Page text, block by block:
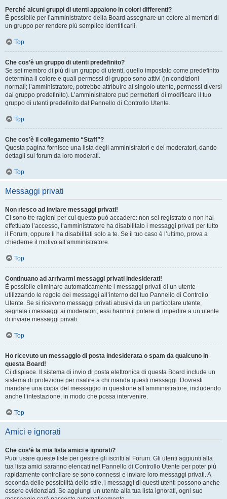
Perché alcuni gruppi di utenti appaiono in colori differenti?
È possibile per l’amministratore della Board assegnare un colore ai membri di
un gruppo per rendere più semplice identificarli.
Top
Che cos’è un gruppo di utenti predefinito?
Se sei membro di più di un gruppo di utenti, quello impostato come predefinito
determina il colore e quali permessi di gruppo sono attivi (in condizioni
normali; l’amministratore, potrebbe attribuire al singolo utente, permessi diversi
dal gruppo predefinito). L’amministratore può permetterti di modificare il tuo
gruppo di utenti predefinito dal Pannello di Controllo Utente.
Top
Che cos’è il collegamento “Staff”?
Questa pagina fornisce una lista degli amministratori e dei moderatori, dando
dettagli sui forum da loro moderati.
Top
Messaggi privati
Non riesco ad inviare messaggi privati!
Ci sono tre ragioni per cui questo può accadere: non sei registrato o non hai
effettuato l’accesso, l’amministratore ha disabilitato i messaggi privati per tutto
il Forum, oppure li ha disabilitati solo a te. Se il tuo caso è l’ultimo, prova a
chiederne il motivo all’amministratore.
Top
Continuano ad arrivarmi messaggi privati indesiderati!
È possibile eliminare automaticamente i messaggi privati ​​di un utente
utilizzando le regole dei messaggi all’interno del tuo Pannello di Controllo
Utente. Se si ricevono messaggi privati ​​abusivi da un particolare utente,
segnala i messaggi ai moderatori; essi hanno il potere di impedire a un utente
di inviare messaggi privati​​.
Top
Ho ricevuto un messaggio di posta indesiderata o spam da qualcuno in
questa Board!
Ci dispiace. Il sistema di invio di posta elettronica di questa Board include un
sistema di protezione per risalire a chi manda questi messaggi. Dovresti
mandare una copia del messaggio in questione all’amministratore, includendo
anche l’intestazione, in modo che possa intervenire.
Top
Amici e ignorati
Che cos’è la mia lista amici e ignorati?
Puoi usare queste liste per gestire gli iscritti al Forum. Gli utenti aggiunti alla
tua lista amici saranno elencati nel Pannello di Controllo Utente per poter più
rapidamente controllare se sono connessi e inviare loro messaggi privati. A
seconda delle possibilità dello stile, i messaggi di questi utenti possono anche
essere evidenziati. Se aggiungi un utente alla tua lista ignorati, ogni suo